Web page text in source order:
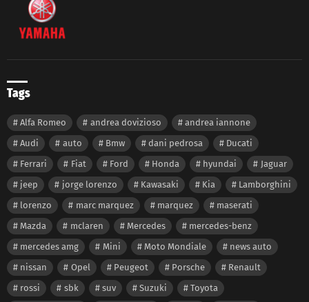
Tags
Alfa Romeo andrea dovizioso
andrea iannone
Audi
auto Bmw dani pedrosa
Ducati
Ferrari
Fiat Ford Honda hyundai
Jaguar
jeep
jorge lorenzo Kawasaki Kia
Lamborghini
lorenzo
marc marquez marquez
maserati
Mazda
mclaren Mercedes
mercedes-benz
mercedes amg
Mini Moto Mondiale
news auto
nissan
Opel Peugeot Porsche
Renault
rossi
sbk suv Suzuki
Toyota